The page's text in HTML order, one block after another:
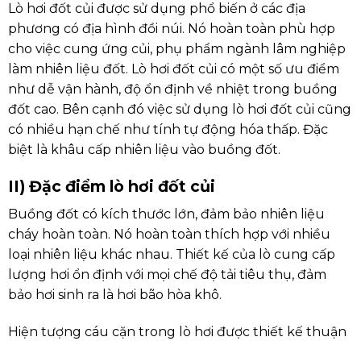
Lò hơi đốt củi được sử dụng phổ biến ở các địa
phương có địa hình đồi núi. Nó hoàn toàn phù hợp
cho việc cung ứng củi, phụ phẩm ngành lâm nghiệp
làm nhiên liệu đốt. Lò hơi đốt củi có một số ưu điểm
như dễ vận hành, độ ổn định về nhiệt trong buồng
đốt cao. Bên cạnh đó việc sử dụng lò hơi đốt củi cũng
có nhiều hạn chế như tính tự động hóa thấp. Đặc
biệt là khâu cấp nhiên liệu vào buồng đốt.
II) Đặc điểm lò hơi đốt củi
Buồng đốt có kích thước lớn, đảm bảo nhiên liệu
cháy hoàn toàn. Nó hoàn toàn thích hợp với nhiều
loại nhiên liệu khác nhau. Thiết kế của lò cung cấp
lượng hơi ổn định với mọi chế độ tải tiêu thụ, đảm
bảo hơi sinh ra là hơi bão hòa khô.
Hiện tượng cáu cặn trong lò hơi được thiết kế thuận